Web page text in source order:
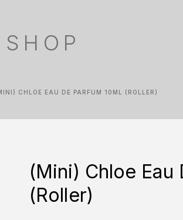
SHOP
CHLOE EAU DE PARFUM 10ML (ROLLER)
(Mini) Chloe Eau
(Roller)